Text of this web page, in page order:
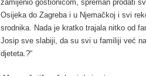
zamijenio gostionicom, spreman prodati
Osijeka do Zagreba i u Njemačkoj i svi
srodnika. Nada je kratko trajala nitko od
Josip sve slabiji, da su svi u familiji već
djeteta.?“